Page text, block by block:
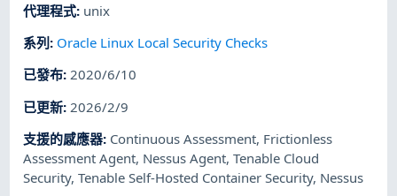
代理程式: unix
系列 : Oracle Linux Local Security Checks
已發布:2020/6/10
已更新: 2026/2/9
支援的感應器: Continuous Assessment, Frictionless
Assessment Agent, Nessus Agent,Tenable Cloud
Security,Tenable Self-Hosted Container Security, Nessus